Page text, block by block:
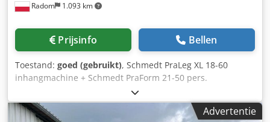
Radom 1.093 km
Prijsinfo Bellen
Toestand: goed (gebruikt), Schmedt PraLeg XL 18-60
inhangmachine + Schmedt PraForm 21-50 pers.
Geproduceerd in 2022. Schmedt PraLeg XL 18-60
inhangmachine voor boeken De machine verkeert in goede
staat en is direct inzetbaar. Geschikt voor het inhangen
Advertentie